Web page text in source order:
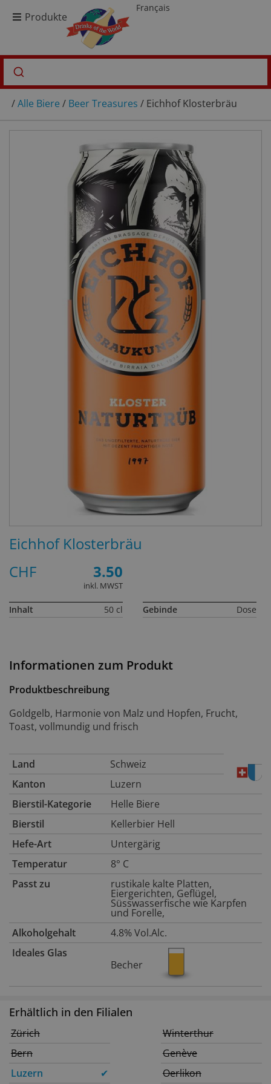
Produkte
Français
/Alle Biere / Beer Treasures / Eichhof Klosterbräu
Informationen zum Produkt
Produktbeschreibung
Goldgelb, Harmonie von Malz und Hopfen, Frucht,
Toast, vollmundig und frisch
Land
Schweiz
Kanton
Luzern
Bierstil-Kategorie
Helle Biere
Bierstil
Kellerbier Hell
Hefe-Art
Untergärig
Temperatur
8° C
Passt zu
rustikale kalte Platten,
Eiergerichten, Geflügel,
Süsswasserfische wie Karpfen
und Forelle,
Alkoholgehalt
4.8% Vol.Alc.
Ideales Glas
Becher
Eichhof Klosterbräu
CHF
3.50
inkl. MWST
Inhalt 50 cl Gebinde Dose
Erhältlich in den Filialen
Zürich
Bern
Luzern
✔
Winterthur
Genève
Oerlikon